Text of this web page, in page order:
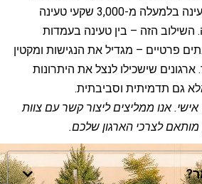
פותח את האפשרות לטעינה בלמעלה מ-3,000 שקעי טעינה
השילוב הזה – בין טעינה בעמדות
פרטיים – מגדיל את הנגישות ומקטין
שישכילו לנצל את היתרונות
גם תדמיתית וסביבתית.
אישי. אנו ממליצים ליצור קשר עם צוות